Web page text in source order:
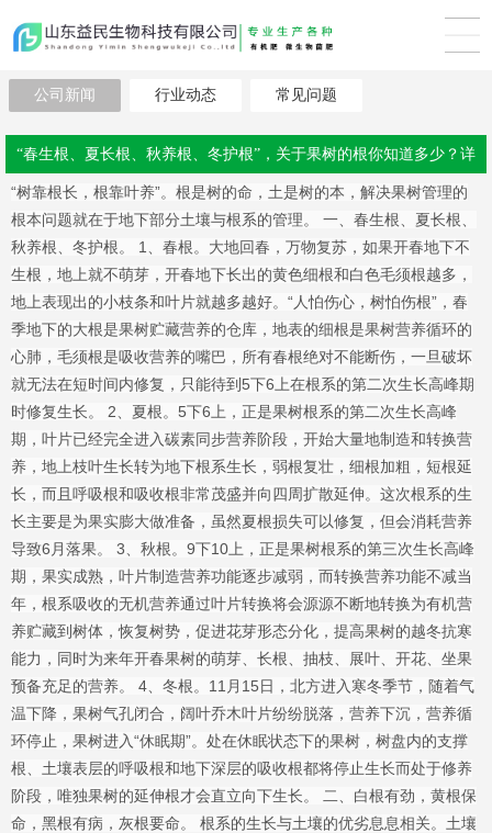
公司新闻 行业动态 常见问题
“春生根、夏长根、秋养根、冬护根”，关于果树的根你知道多少？详
细内容
“树靠根长，根靠叶养”。根是树的命，土是树的本，解决果树管理的
根本问题就在于地下部分土壤与根系的管理。 一、春生根、夏长根、
秋养根、冬护根。 1、春根。大地回春，万物复苏，如果开春地下不
生根，地上就不萌芽，开春地下长出的黄色细根和白色毛须根越多，
地上表现出的小枝条和叶片就越多越好。“人怕伤心，树怕伤根”，春
季地下的大根是果树贮藏营养的仓库，地表的细根是果树营养循环的
心肺，毛须根是吸收营养的嘴巴，所有春根绝对不能断伤，一旦破坏
就无法在短时间内修复，只能待到5下6上在根系的第二次生长高峰期
时修复生长。 2、夏根。5下6上，正是果树根系的第二次生长高峰
期，叶片已经完全进入碳素同步营养阶段，开始大量地制造和转换营
养，地上枝叶生长转为地下根系生长，弱根复壮，细根加粗，短根延
长，而且呼吸根和吸收根非常茂盛并向四周扩散延伸。这次根系的生
长主要是为果实膨大做准备，虽然夏根损失可以修复，但会消耗营养
导致6月落果。 3、秋根。9下10上，正是果树根系的第三次生长高峰
期，果实成熟，叶片制造营养功能逐步减弱，而转换营养功能不减当
年，根系吸收的无机营养通过叶片转换将会源源不断地转换为有机营
养贮藏到树体，恢复树势，促进花芽形态分化，提高果树的越冬抗寒
能力，同时为来年开春果树的萌芽、长根、抽枝、展叶、开花、坐果
预备充足的营养。 4、冬根。11月15日，北方进入寒冬季节，随着气
温下降，果树气孔闭合，阔叶乔木叶片纷纷脱落，营养下沉，营养循
环停止，果树进入“休眠期”。处在休眠状态下的果树，树盘内的支撑
根、土壤表层的呼吸根和地下深层的吸收根都将停止生长而处于修养
阶段，唯独果树的延伸根才会直立向下生长。 二、白根有劲，黄根保
命，黑根有病，灰根要命。 根系的生长与土壤的优劣息息相关。土壤